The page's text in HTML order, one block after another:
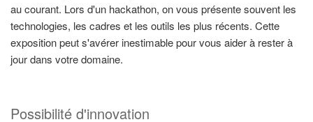
au courant. Lors d'un hackathon, on vous présente souvent les
technologies, les cadres et les outils les plus récents. Cette
exposition peut s'avérer inestimable pour vous aider à rester à
jour dans votre domaine.
Possibilité d'innovation